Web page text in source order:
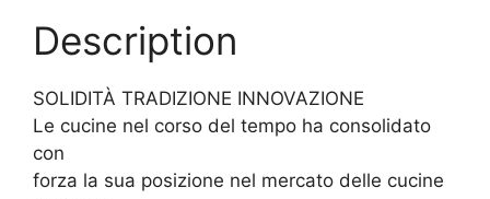
Description
SOLIDITÀ TRADIZIONE INNOVAZIONE
Le cucine nel corso del tempo ha consolidato
con
forza la sua posizione nel mercato delle cucine